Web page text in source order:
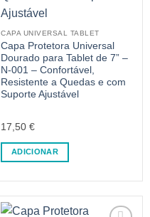
CAPA UNIVERSAL TABLET
Capa Protetora Universal
Dourado para Tablet de 7” –
N-001 – Confortável,
Resistente a Quedas e com
Suporte Ajustável
17,50 €
ADICIONAR